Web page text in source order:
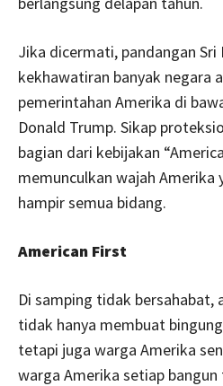
Jika dicermati, pandangan
kekhawatiran banyak negara
pemerintahan Amerika di
Donald Trump. Sikap
bagian dari kebijakan
memunculkan wajah
hampir semua bidang.
American First
Di samping tidak bersahabat,
tidak hanya membuat
tetapi juga warga Amerika
warga Amerika setiap